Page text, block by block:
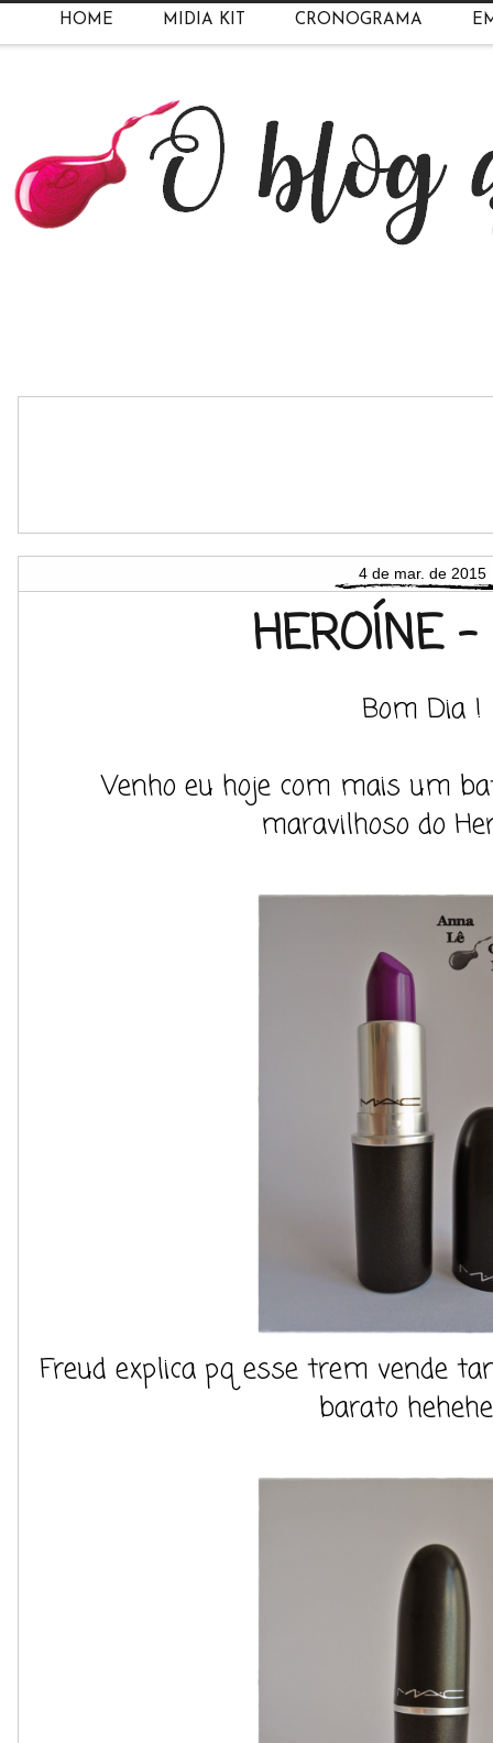
HOME MIDIA KIT CRONOGRAMA
4 de mar. de 2015
HEROÍNE
Bom Dia !
Venho eu hoje com mais um
maravilhoso do
Freud explica pq esse trem vende
barato